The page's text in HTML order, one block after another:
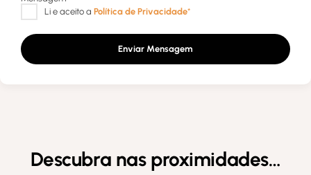
Enviar Mensagem
Descubra nas proximidades…